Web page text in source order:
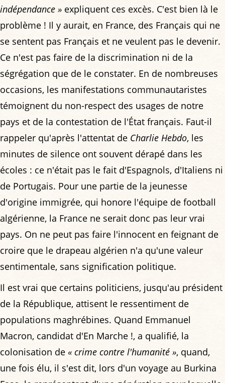
indépendance » expliquent ces excès. C'est bien là le
problème ! Il y aurait, en France, des Français qui ne
se sentent pas Français et ne veulent pas le devenir.
Ce n'est pas faire de la discrimination ni de la
ségrégation que de le constater. En de nombreuses
occasions, les manifestations communautaristes
témoignent du non-respect des usages de notre
pays et de la contestation de l'État français. Faut-il
rappeler qu'après l'attentat de Charlie Hebdo, les
minutes de silence ont souvent dérapé dans les
écoles : ce n'était pas le fait d'Espagnols, d'Italiens ni
de Portugais. Pour une partie de la jeunesse
d'origine immigrée, qui honore l'équipe de football
algérienne, la France ne serait donc pas leur vrai
pays. On ne peut pas faire l'innocent en feignant de
croire que le drapeau algérien n'a qu'une valeur
sentimentale, sans signification politique.
Il est vrai que certains politiciens, jusqu'au président
de la République, attisent le ressentiment de
populations maghrébines. Quand Emmanuel
Macron, candidat d'En Marche !, a qualifié, la
colonisation de « crime contre l'humanité », quand,
une fois élu, il s'est dit, lors d'un voyage au Burkina